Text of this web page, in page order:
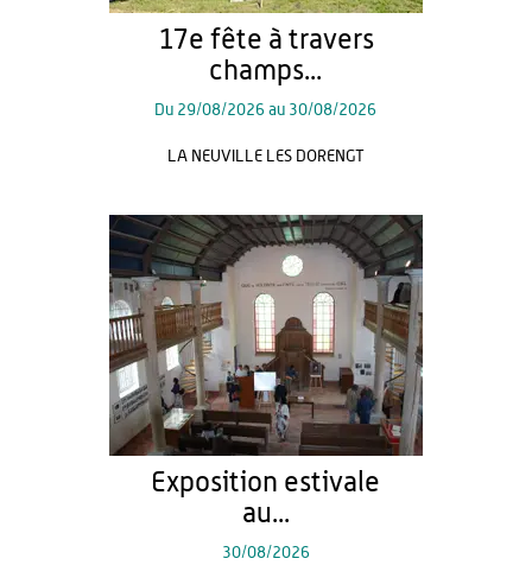
17e fête à travers
champs...
Du 29/08/2026 au 30/08/2026
LA NEUVILLE LES DORENGT
Exposition estivale
au...
30/08/2026